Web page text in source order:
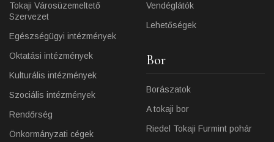
Tokaji Városüzemeltető
Szervezet
Egészségügyi intézmények
Oktatási intézmények
Kulturális intézmények
Szociális intézmények
Rendőrség
Önkormányzati cégek
Vendéglátók
Lehetőségek
Bor
Borászatok
A tokaji bor
Riedel Tokaji Furmint pohár